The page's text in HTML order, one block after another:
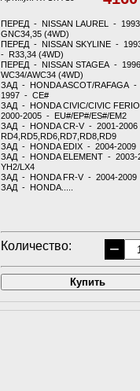
ПЕРЕД - NISSAN LAUREL -
GNC34,35 (4WD)
ПЕРЕД - NISSAN SKYLINE -
- R33,34 (4WD)
ПЕРЕД - NISSAN STAGEA -
WC34/AWC34 (4WD)
ЗАД - HONDA ASCOT/RAFAGA -
1997 - CE#
ЗАД - HONDA CIVIC/CIVIC
2000-2005 - EU#/EP#/ES#/EM2
ЗАД - HONDA CR-V - 2001-
RD4,RD5,RD6,RD7,RD8,RD9
ЗАД - HONDA EDIX - 2004-2009
ЗАД - HONDA ELEMENT -
YH2/LX4
ЗАД - HONDA FR-V - 2004-
ЗАД - HONDA.....
Количество: −
Купить